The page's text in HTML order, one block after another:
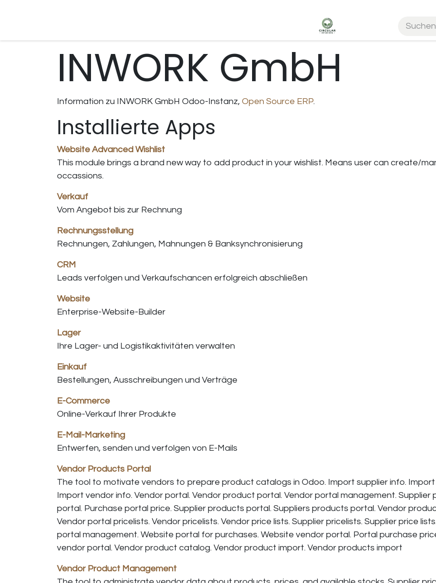
Unternehmen Kreislaufwirtschaft
INWORK GmbH
Information zu INWORK GmbH Odoo-Instanz, Open Source ERP.
Installierte Apps
Website Advanced Wishlist
This module brings a brand new way to add product in your wishlist. Means user can create/
occassions.
Verkauf
Vom Angebot bis zur Rechnung
Rechnungsstellung
Rechnungen, Zahlungen, Mahnungen & Banksynchronisierung
CRM
Leads verfolgen und Verkaufschancen erfolgreich abschließen
Website
Enterprise-Website-Builder
Lager
Ihre Lager- und Logistikaktivitäten verwalten
Einkauf
Bestellungen, Ausschreibungen und Verträge
E-Commerce
Online-Verkauf Ihrer Produkte
E-Mail-Marketing
Entwerfen, senden und verfolgen von E-Mails
Vendor Products Portal
The tool to motivate vendors to prepare product catalogs in Odoo. Import supplier info.
Import vendor info. Vendor portal. Vendor product portal. Vendor portal management.
portal. Purchase portal price. Supplier products portal. Suppliers products portal. Vendor
Vendor portal pricelists. Vendor pricelists. Vendor price lists. Supplier pricelists. Supplier price
portal management. Website portal for purchases. Website vendor portal. Portal purchase
vendor portal. Vendor product catalog. Vendor product import. Vendor products import
Vendor Product Management